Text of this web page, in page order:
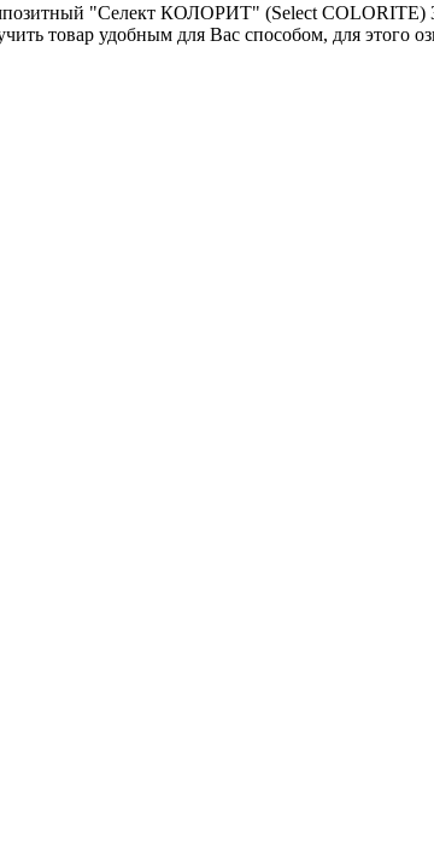
"Селект КОЛОРИТ" (Select COLORITE)
товар удобным для Вас способом, для этого